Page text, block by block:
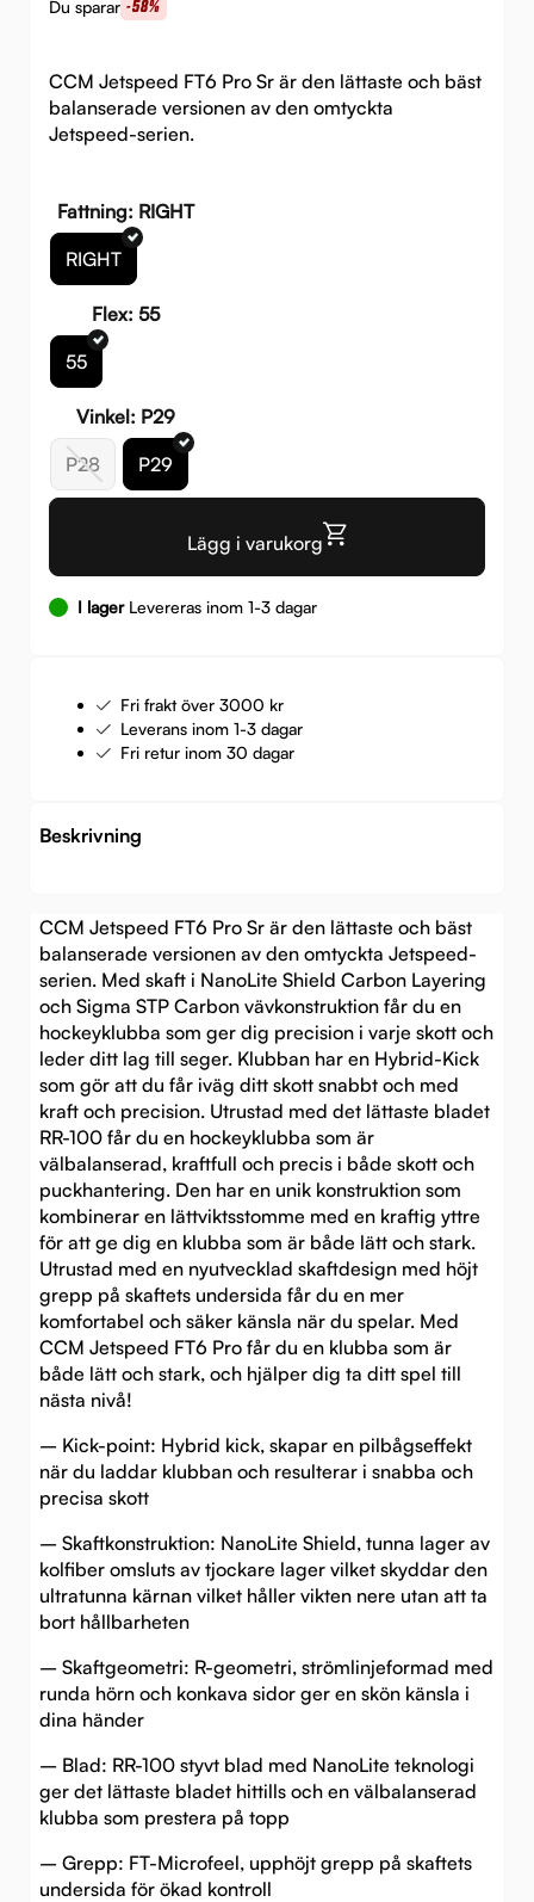
Du sparar -58%
CCM Jetspeed FT6 Pro Sr är den lättaste och bäst
balanserade versionen av den omtyckta
Jetspeed-serien.
Fattning: RIGHT
RIGHT
Flex: 55
55
Vinkel: P29
P28
P29
Lägg i varukorg
I lagerLevereras inom 1-3 dagar
Fri frakt över 3000 kr
Leverans inom 1-3 dagar
Fri retur inom 30 dagar
Beskrivning
CCM Jetspeed FT6 Pro Sr är den lättaste och bäst
balanserade versionen av den omtyckta Jetspeed-
serien. Med skaft i NanoLite Shield Carbon Layering
och Sigma STP Carbon vävkonstruktion får du en
hockeyklubba som ger dig precision i varje skott och
leder ditt lag till seger. Klubban har en Hybrid-Kick
som gör att du får iväg ditt skott snabbt och med
kraft och precision. Utrustad med det lättaste bladet
RR-100 får du en hockeyklubba som är
välbalanserad, kraftfull och precis i både skott och
puckhantering. Den har en unik konstruktion som
kombinerar en lättviktsstomme med en kraftig yttre
för att ge dig en klubba som är både lätt och stark.
Utrustad med en nyutvecklad skaftdesign med höjt
grepp på skaftets undersida får du en mer
komfortabel och säker känsla när du spelar. Med
CCM Jetspeed FT6 Pro får du en klubba som är
både lätt och stark, och hjälper dig ta ditt spel till
nästa nivå!
– Kick-point: Hybrid kick, skapar en pilbågseffekt
när du laddar klubban och resulterar i snabba och
precisa skott
– Skaftkonstruktion: NanoLite Shield, tunna lager av
kolfiber omsluts av tjockare lager vilket skyddar den
ultratunna kärnan vilket håller vikten nere utan att ta
bort hållbarheten
– Skaftgeometri: R-geometri, strömlinjeformad med
runda hörn och konkava sidor ger en skön känsla i
dina händer
– Blad: RR-100 styvt blad med NanoLite teknologi
ger det lättaste bladet hittills och en välbalanserad
klubba som prestera på topp
– Grepp: FT-Microfeel, upphöjt grepp på skaftets
undersida för ökad kontroll